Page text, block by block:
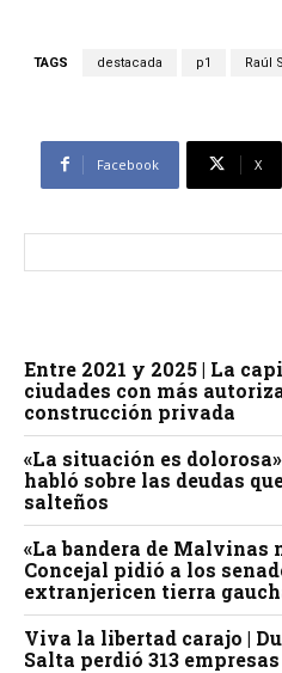
TAGS destacada p1 Raúl
Facebook X
Entre 2021 y 2025 | La
ciudades con más
construcción privada
«La situación es
habló sobre las deudas
salteños
«La bandera de Malvinas
Concejal pidió a los
extranjericen tierra
Viva la libertad carajo |
Salta perdió 313